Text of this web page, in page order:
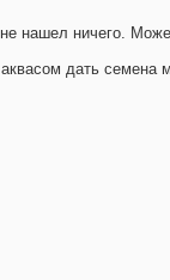
нашел ничего.
дать семена